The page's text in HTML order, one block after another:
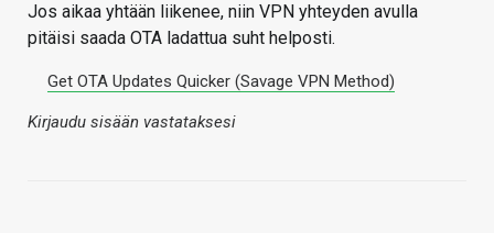
Jos aikaa yhtään liikenee, niin VPN yhteyden avulla
pitäisi saada OTA ladattua suht helposti.
Get OTA Updates Quicker (Savage VPN Method)
Kirjaudu sisään vastataksesi